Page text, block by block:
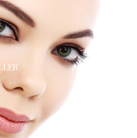
PER LA TUA PELLE